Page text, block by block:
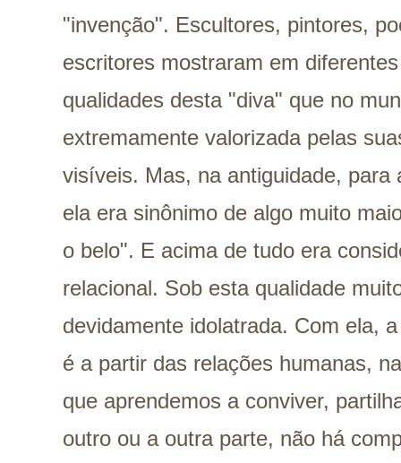
"invenção". Escultores, pintores,
escritores mostraram em
qualidades desta "diva" que no
extremamente valorizada pelas
visíveis. Mas, na antiguidade, para
ela era sinônimo de algo muito
o belo". E acima de tudo era
relacional. Sob esta qualidade
devidamente idolatrada. Com ela,
é a partir das relações humanas,
que aprendemos a conviver,
outro ou a outra parte, não há